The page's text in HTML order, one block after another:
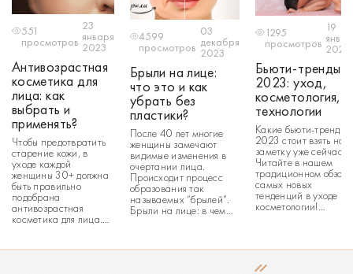
551
просмотров
23
января
2023
Антивозрастная
косметика для
лица: как
выбрать и
применять?
Чтобы предотвратить
старение кожи, в
уходе каждой
женщины 30+ должна
быть правильно
подобрана
антивозрастная
косметика для лица.
антивозрастной
4599
просмотров
03
декабря
2023
Брыли на лице:
что это и как
убрать без
пластики?
После 40 лет многие
женщины замечают
видимые изменения в
очертании лица.
Происходит процесс
образования так
называемых “брылей”.
Брыли на лице: в чем
брыли на лице? Брыли
1295
просмотров
19
2023
Бьюти-тренды
2023: уход,
косметология,
технологии
Какие бьюти-тренды
2023 стоит взять на
заметку уже сейчас?
Читайте в нашем
традиционном обзоре
самых новых
тенденций в уходе и
косметологии!
кожей, LED-терапия,
микротоки для волос